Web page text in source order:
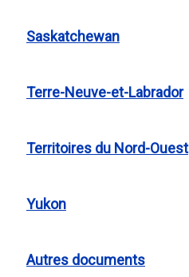
Saskatchewan
Terre-Neuve-et-Labrador
Territoires du Nord-Ouest
Yukon
Autres documents